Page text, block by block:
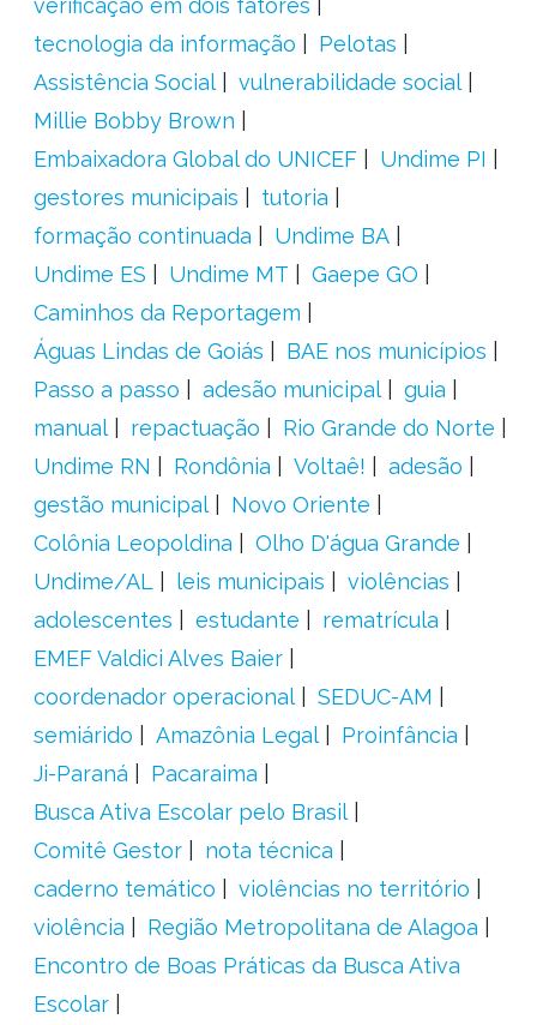
tecnologia da informação
Pelotas
Assistência Social
vulnerabilidade social
Millie Bobby Brown
Embaixadora Global do UNICEF
Undime PI
gestores municipais
tutoria
formação continuada
Undime BA
Undime ES
Undime MT
Gaepe GO
Caminhos da Reportagem
Águas Lindas de Goiás
BAE nos municípios
Passo a passo
adesão municipal
guia
manual
repactuação
Rio Grande do Norte
Undime RN
Rondônia Voltaê!
adesão
gestão municipal
Novo Oriente
Colônia Leopoldina
Olho D'água Grande
Undime/AL
leis municipais
violências
adolescentes
estudante
rematrícula
EMEF Valdici Alves Baier
coordenador operacional
SEDUC-AM
semiárido
Amazônia Legal
Proinfância
Ji-Paraná
Pacaraima
Busca Ativa Escolar pelo Brasil
Comitê Gestor
nota técnica
caderno temático
violências no território
violência
Região Metropolitana de Alagoa
Encontro de Boas Práticas da Busca Ativa
Escolar